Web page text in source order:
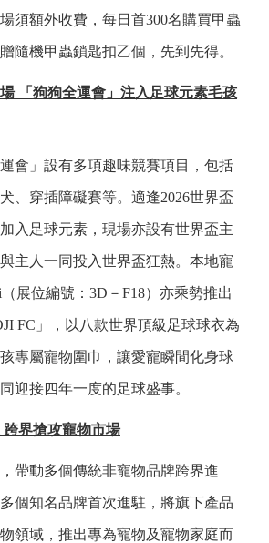
須額外收費，每日首300名購買甲蟲
隨機甲蟲鎖匙扣乙個，先到先得。
「狗狗全運會」注入足球元素毛孩
會」設有多項趣味競賽項目，包括
、穿插障礙賽等。適逢2026世界盃
入足球元素，現場亦設有世界盃主
主人一同投入世界盃狂熱。本地寵
展位編號：3D－F18）亦乘勢推出
FC」，以八款世界頂級足球球衣為
專屬寵物圍巾，讓愛寵瞬間化身球
迎接四年一度的足球盛事。
界搶攻寵物市場
帶動多個傳統非寵物品牌跨界進
個知名品牌首次進駐，將旗下產品
領域，推出專為寵物及寵物家庭而